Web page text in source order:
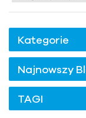
Kategorie
Najnowszy
TAGI